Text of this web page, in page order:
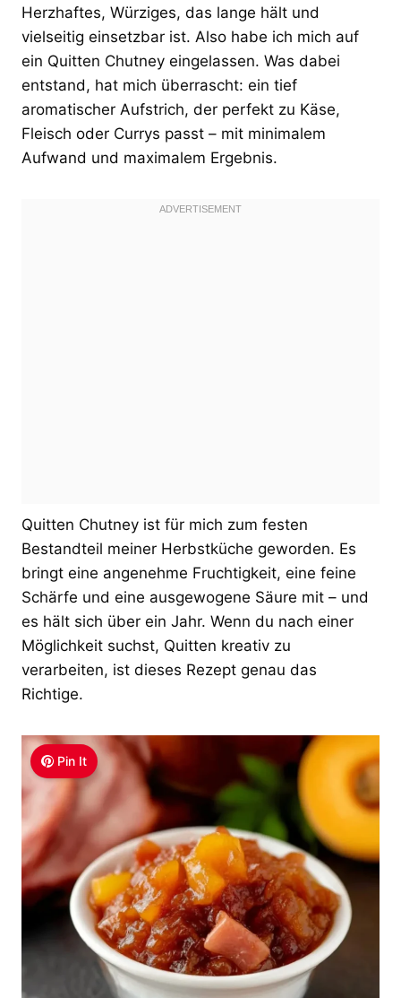
Herzhaftes, Würziges, das lange hält und
vielseitig einsetzbar ist. Also habe ich mich auf
ein Quitten Chutney eingelassen. Was dabei
entstand, hat mich überrascht: ein tief
aromatischer Aufstrich, der perfekt zu Käse,
Fleisch oder Currys passt – mit minimalem
Aufwand und maximalem Ergebnis.
Quitten Chutney ist für mich zum festen
Bestandteil meiner Herbstküche geworden. Es
bringt eine angenehme Fruchtigkeit, eine feine
Schärfe und eine ausgewogene Säure mit – und
es hält sich über ein Jahr. Wenn du nach einer
Möglichkeit suchst, Quitten kreativ zu
verarbeiten, ist dieses Rezept genau das
Richtige.
Pin It